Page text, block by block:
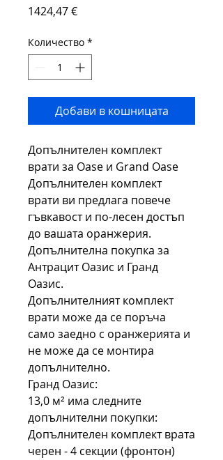
1424,47 €Цена
Количество *
Добави в кошницата
Допълнителен комплект
врати за Oase и Grand Oase
Допълнителен комплект
врати ви предлага повече
гъвкавост и по-лесен достъп
до вашата оранжерия.
Допълнителна покупка за
Антрацит Оазис и Гранд
Оазис.
Допълнителният комплект
врати може да се поръча
само заедно с оранжерията и
не може да се монтира
допълнително.
Гранд Оазис:
13,0 м² има следните
допълнителни покупки:
Допълнителен комплект врата
черен - 4 секции (фронтон)